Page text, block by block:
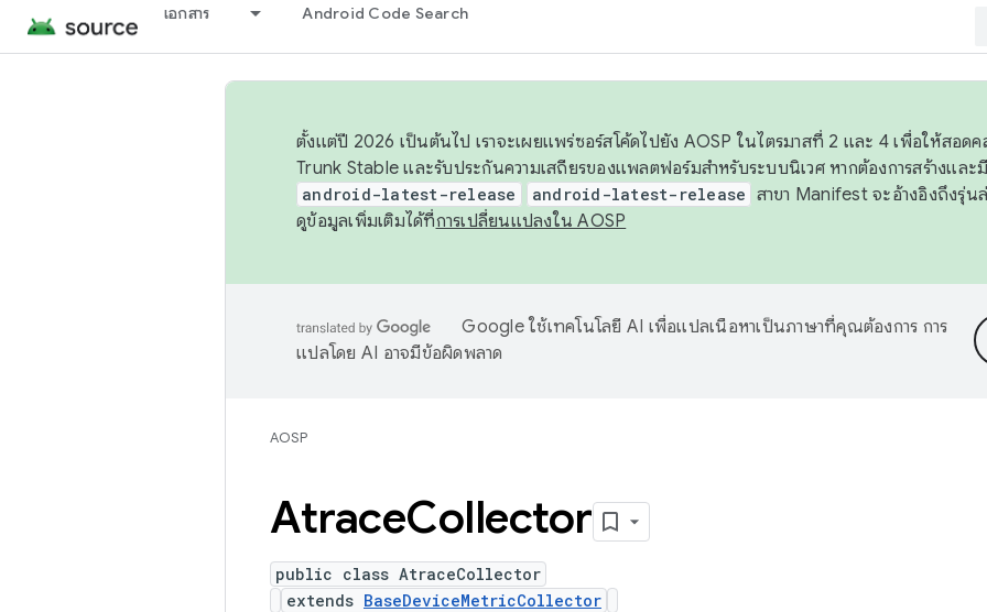
เอกสาร Android Code Search
ตั้งแต่ปี 2026 เป็นต้นไป เราจะเผยแพร่ซอร์สโค้ดไปยัง AOSP ในไตรมาสที่ 2 และ 4 เพื่อให้สอด
Trunk Stable และรับประกันความเสถียรของแพลตฟอร์มสำหรับระบบนิเวศ หากต้องการสร้างและ
android-latest-release android-latest-release สาขา Manifest จะอ้างอิงถึงรุ่
ดูข้อมูลเพิ่มเติมได้ที่การเปลี่ยนแปลงใน AOSP
Google ใช้เทคโนโลยี AI เพื่อแปลเนื้อหาเป็นภาษาที่คุณต้องการ การ
แปลโดย AI อาจมีข้อผิดพลาด
AOSP
AtraceCollector
public class AtraceCollector
extends BaseDeviceMetricCollector